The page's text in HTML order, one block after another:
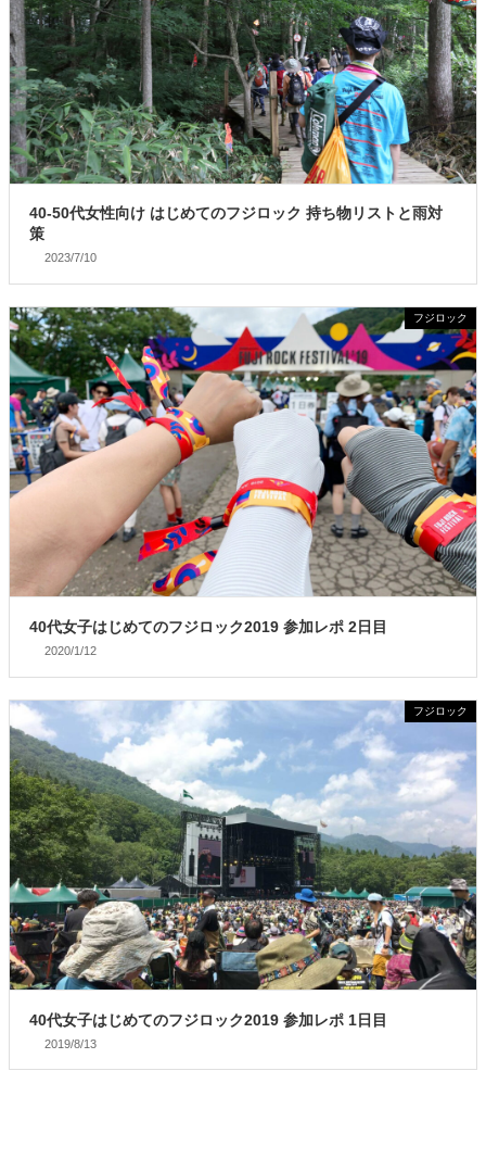
40-50代女性向け はじめてのフジロック 持ち物リストと雨対
策
2023/7/10
フジロック
40代女子はじめてのフジロック2019 参加レポ 2日目
2020/1/12
フジロック
40代女子はじめてのフジロック2019 参加レポ 1日目
2019/8/13